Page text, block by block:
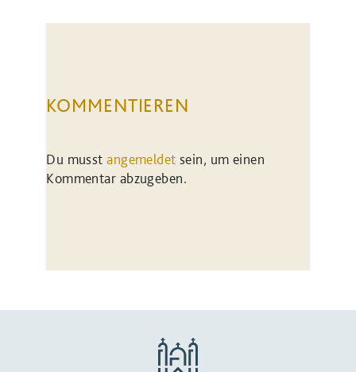
KOMMENTIEREN
Du musstangemeldet sein, um einen
Kommentar abzugeben.